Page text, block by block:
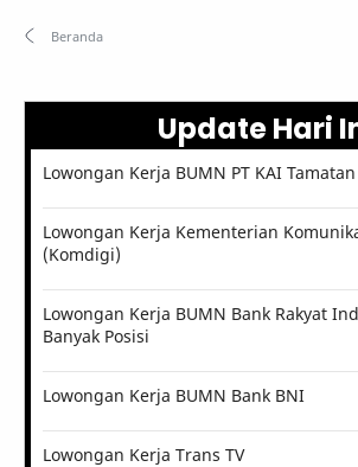
Update Hari
Lowongan Kerja BUMN PT KAI Tamatan
Lowongan Kerja Kementerian
(Komdigi)
Lowongan Kerja BUMN Bank Rakyat
Banyak Posisi
Lowongan Kerja BUMN Bank BNI
Lowongan Kerja Trans TV